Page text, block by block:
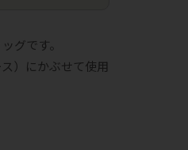
グです。
）にかぶせて使用